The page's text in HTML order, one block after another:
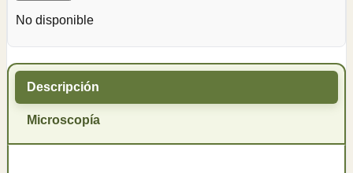
No disponible
Descripción
Microscopía